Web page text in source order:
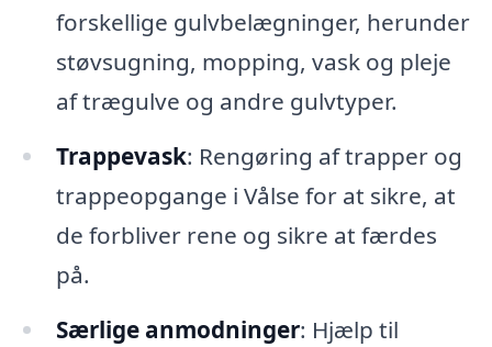
forskellige gulvbelægninger, herunder
støvsugning, mopping, vask og pleje
af trægulve og andre gulvtyper.
Trappevask: Rengøring af trapper og
trappeopgange i Vålse for at sikre, at
de forbliver rene og sikre at færdes
på.
Særlige anmodninger: Hjælp til